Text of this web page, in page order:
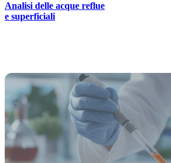
Analisi delle acque reflue
e superficiali